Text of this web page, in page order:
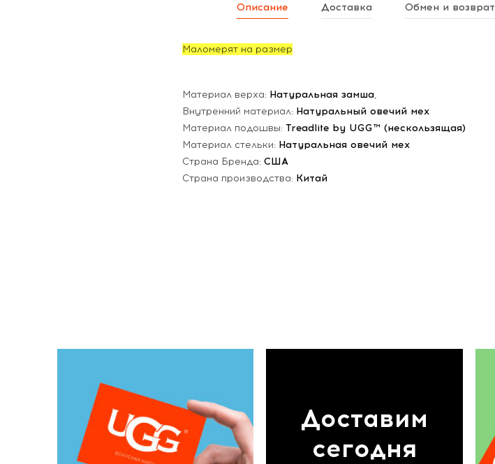
Описание Доставка Обмен и возврат
Маломерят на размер
Материал верха: Натуральная замша,
Внутренний материал: Натуральный овечий мех
Материал подошвы: Treadlite by UGG™ (нескользящая)
Материал стельки: Натуральная овечий мех
Страна Бренда: США
Страна производства: Китай
Доставим
сегодня